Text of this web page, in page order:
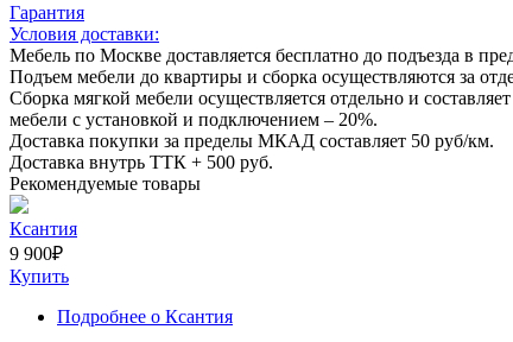
Гарантия
Условия доставки:
Мебель по Москве доставляется бесплатно до подъезда в
Подъем мебели до квартиры и сборка осуществляются за
Сборка мягкой мебели осуществляется отдельно и составляет
мебели с установкой и подключением – 20%.
Доставка покупки за пределы МКАД составляет 50 руб/км.
Доставка внутрь ТТК + 500 руб.
Рекомендуемые товары
Ксантия
9 900₽
Купить
Подробнее о Ксантия